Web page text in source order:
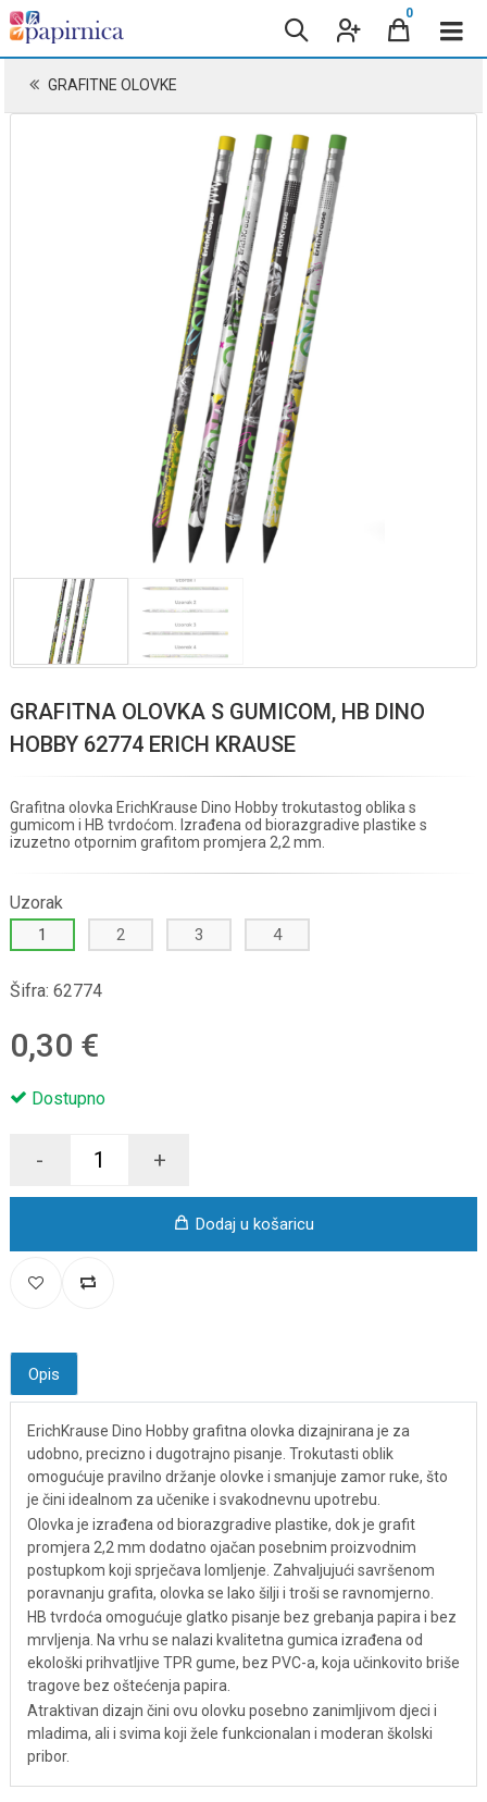
0
GRAFITNE OLOVKE
GRAFITNA OLOVKA S GUMICOM, HB DINO
HOBBY 62774 ERICH KRAUSE
Grafitna olovka ErichKrause Dino Hobby trokutastog oblika s
gumicom i HB tvrdoćom. Izrađena od biorazgradive plastike s
izuzetno otpornim grafitom promjera 2,2 mm.
Uzorak
1 2 3 4
Šifra: 62774
0,30 €
Dostupno
- +
Dodaj u košaricu
Opis
ErichKrause Dino Hobby grafitna olovka dizajnirana je za
udobno, precizno i dugotrajno pisanje. Trokutasti oblik
omogućuje pravilno držanje olovke i smanjuje zamor ruke, što
je čini idealnom za učenike i svakodnevnu upotrebu.
Olovka je izrađena od biorazgradive plastike, dok je grafit
promjera 2,2 mm dodatno ojačan posebnim proizvodnim
postupkom koji sprječava lomljenje. Zahvaljujući savršenom
poravnanju grafita, olovka se lako šilji i troši se ravnomjerno.
HB tvrdoća omogućuje glatko pisanje bez grebanja papira i bez
mrvljenja. Na vrhu se nalazi kvalitetna gumica izrađena od
ekološki prihvatljive TPR gume, bez PVC-a, koja učinkovito briše
tragove bez oštećenja papira.
Atraktivan dizajn čini ovu olovku posebno zanimljivom djeci i
mladima, ali i svima koji žele funkcionalan i moderan školski
pribor.